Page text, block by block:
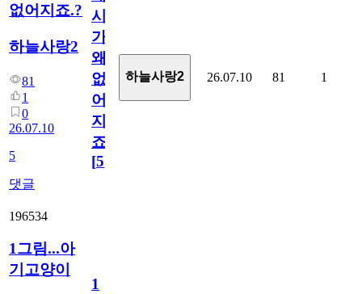
없어지죠.?
하늘사랑2
81
1
0
26.07.10
5
댓글
시
가
왜
없
어
지
죠.?
[5]
하늘사랑2 26.07.10 81 1
196534
1그림...아
기고양이
1